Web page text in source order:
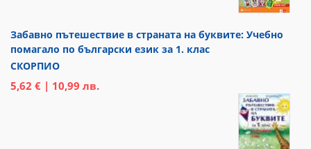
Забавно пътешествие в страната на буквите: Учебно
помагало по български език за 1. клас
СКОРПИО
5,62 € | 10,99 лв.